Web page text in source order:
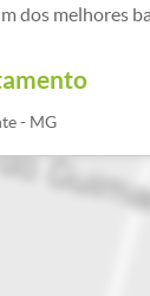
dos melhores
- MG